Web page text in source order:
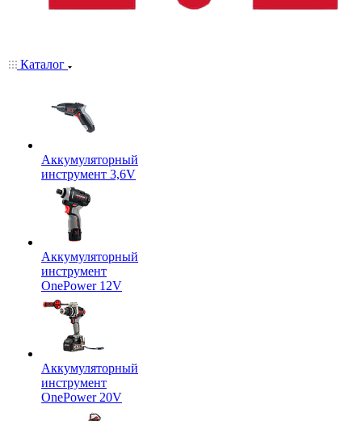
Каталог
Аккумуляторный
инструмент 3,6V
Аккумуляторный
инструмент
OnePower 12V
Аккумуляторный
инструмент
OnePower 20V